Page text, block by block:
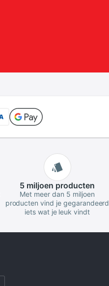
5 miljoen producten
Met meer dan 5 miljoen
producten vind je gegarandeerd
iets wat je leuk vindt